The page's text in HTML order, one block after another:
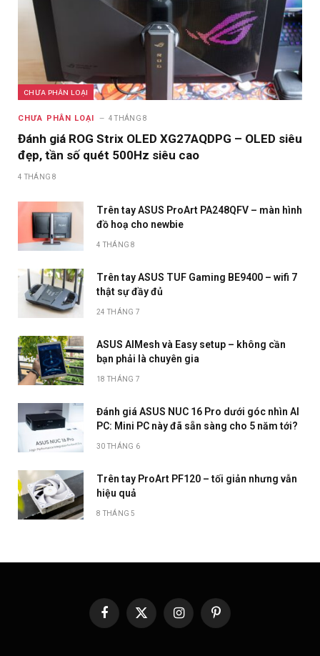
CHƯA PHÂN LOẠI
CHƯA PHÂN LOẠI 4 THÁNG 8
Đánh giá ROG Strix OLED XG27AQDPG – OLED siêu
đẹp, tần số quét 500Hz siêu cao
4 THÁNG 8
Trên tay ASUS ProArt PA248QFV – màn hình
đồ hoạ cho newbie
4 THÁNG 8
Trên tay ASUS TUF Gaming BE9400 – wifi 7
thật sự đầy đủ
24 THÁNG 7
ASUS AIMesh và Easy setup – không cần
bạn phải là chuyên gia
18 THÁNG 7
Đánh giá ASUS NUC 16 Pro dưới góc nhìn AI
PC: Mini PC này đã sẵn sàng cho 5 năm tới?
30 THÁNG 6
Trên tay ProArt PF120 – tối giản nhưng vẫn
hiệu quả
8 THÁNG 5
Facebook
X
InstagramPinterest